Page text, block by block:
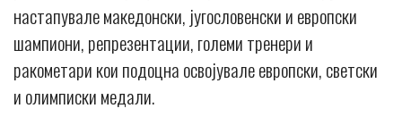
настапувале македонски, југословенски и европски
шампиони, репрезентации, големи тренери и
ракометари кои подоцна освојувале европски, светски
и олимписки медали.